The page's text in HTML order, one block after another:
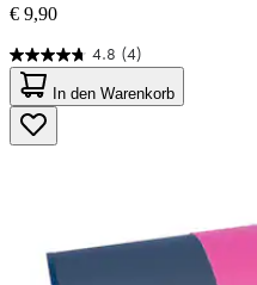
€ 9,90
4.8 (4)
4.8
von
5
Sternen.
4
In den Warenkorb